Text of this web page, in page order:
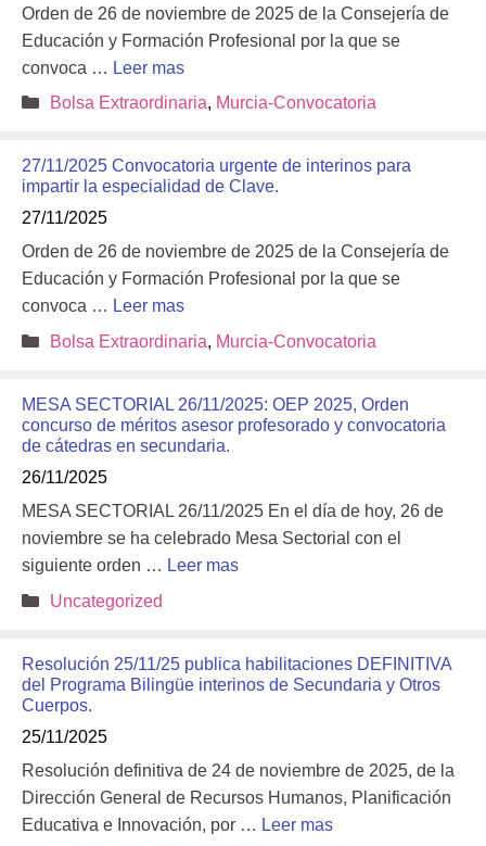
Orden de 26 de noviembre de 2025 de la Consejería de
Educación y Formación Profesional por la que se
convoca … Leer mas
Categorías
Bolsa Extraordinaria, Murcia-Convocatoria
27/11/2025 Convocatoria urgente de interinos para
impartir la especialidad de Clave.
27/11/2025
Orden de 26 de noviembre de 2025 de la Consejería de
Educación y Formación Profesional por la que se
convoca … Leer mas
Categorías
Bolsa Extraordinaria, Murcia-Convocatoria
MESA SECTORIAL 26/11/2025: OEP 2025, Orden
concurso de méritos asesor profesorado y convocatoria
de cátedras en secundaria.
26/11/2025
MESA SECTORIAL 26/11/2025 En el día de hoy, 26 de
noviembre se ha celebrado Mesa Sectorial con el
siguiente orden … Leer mas
Categorías
Uncategorized
Resolución 25/11/25 publica habilitaciones DEFINITIVA
del Programa Bilingüe interinos de Secundaria y Otros
Cuerpos.
25/11/2025
Resolución definitiva de 24 de noviembre de 2025, de la
Dirección General de Recursos Humanos, Planificación
Educativa e Innovación, por … Leer mas